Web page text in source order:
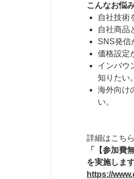
こんなお悩
自社技術
自社商品
SNS発信
価格設定
インバウ
知りたい。
海外向け
い。
詳細はこちら
「【参加費
を実施します
https://